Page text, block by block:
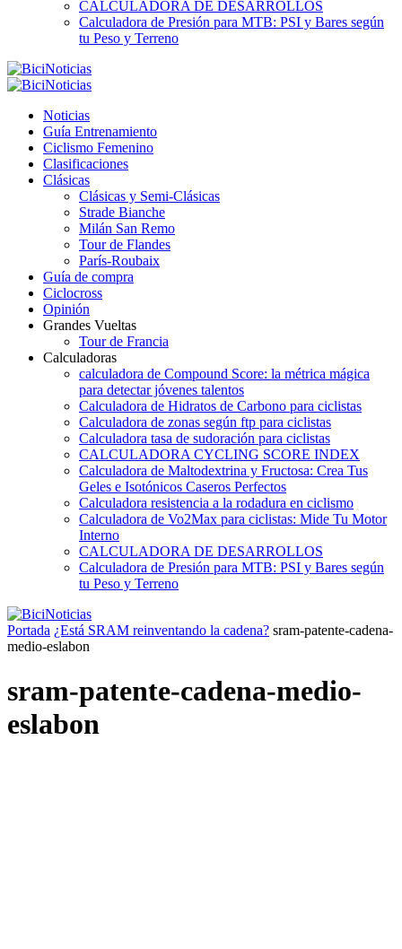
CALCULADORA DE DESARROLLOS
Calculadora de Presión para MTB: PSI y Bares según
tu Peso y Terreno
Noticias
Guía Entrenamiento
Ciclismo Femenino
Clasificaciones
Clásicas
Clásicas y Semi-Clásicas
Strade Bianche
Milán San Remo
Tour de Flandes
París-Roubaix
Guía de compra
Ciclocross
Opinión
Grandes Vueltas
Tour de Francia
Calculadoras
calculadora de Compound Score: la métrica mágica
para detectar jóvenes talentos
Calculadora de Hidratos de Carbono para ciclistas
Calculadora de zonas según ftp para ciclistas
Calculadora tasa de sudoración para ciclistas
CALCULADORA CYCLING SCORE INDEX
Calculadora de Maltodextrina y Fructosa: Crea Tus
Geles e Isotónicos Caseros Perfectos
Calculadora resistencia a la rodadura en ciclismo
Calculadora de Vo2Max para ciclistas: Mide Tu Motor
Interno
CALCULADORA DE DESARROLLOS
Calculadora de Presión para MTB: PSI y Bares según
tu Peso y Terreno
Portada ¿Está SRAM reinventando la cadena? sram-patente-cadena-
medio-eslabon
sram-patente-cadena-medio-
eslabon